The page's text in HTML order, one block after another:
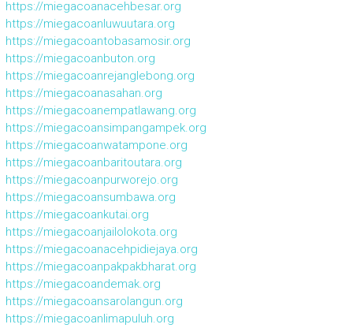
https://miegacoanacehbesar.org
https://miegacoanluwuutara.org
https://miegacoantobasamosir.org
https://miegacoanbuton.org
https://miegacoanrejanglebong.org
https://miegacoanasahan.org
https://miegacoanempatlawang.org
https://miegacoansimpangampek.org
https://miegacoanwatampone.org
https://miegacoanbaritoutara.org
https://miegacoanpurworejo.org
https://miegacoansumbawa.org
https://miegacoankutai.org
https://miegacoanjailolokota.org
https://miegacoanacehpidiejaya.org
https://miegacoanpakpakbharat.org
https://miegacoandemak.org
https://miegacoansarolangun.org
https://miegacoanlimapuluh.org